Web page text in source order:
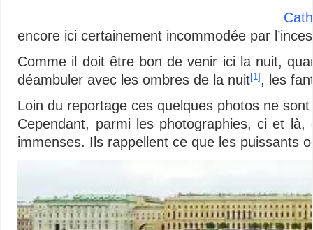
encore ici certainement incommodée par
Comme il doit être bon de venir ici la nuit,
déambuler avec les ombres de la nuit [1] , les
Loin du reportage ces quelques photos ne
Cependant, parmi les photographies, ci et
immenses. Ils rappellent ce que les puissants